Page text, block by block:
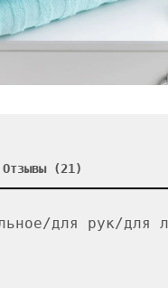
Отзывы (21)
для рук/для